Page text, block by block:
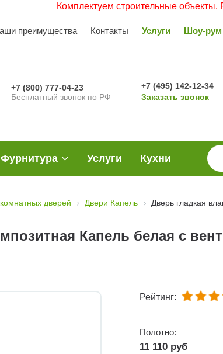
Комплектуем строительные объекты.
преимущества Контакты Услуги Шоу-рум
+7 (800) 777-04-23
Бесплатный звонок по РФ
+7 (495) 142-12-34
Заказать звонок
Фурнитура Услуги Кухни
дверей Двери Капель Дверь гладкая
Капель белая с
Рейтинг:
Полотно:
11 110 руб